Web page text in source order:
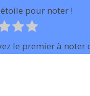
pour noter !
le premier à noter